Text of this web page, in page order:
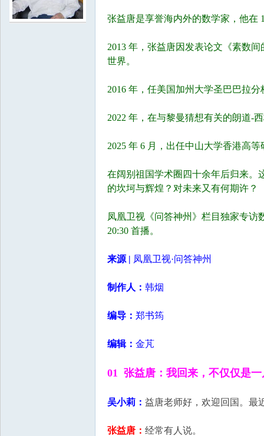
张益唐是享誉海内外的数学家，他在
2013 年，张益唐因发表论文《素数
世界。
2016 年，任美国加州大学圣巴巴拉
2022 年，在与黎曼猜想有关的朗道-
2025 年 6 月，出任中山大学香港高
在阔别祖国学术圈四十余年后归来。
的坎坷与辉煌？对未来又有何期许？
凤凰卫视《问答神州》栏目独家专访
20:30 首播。
来源 | 凤凰卫视·问答神州
制作人： 韩烟
编导： 郑书筠
编辑： 金芃
01 张益唐：我回来，不仅仅是一
吴小莉： 益唐老师好，欢迎回国。最
张益唐： 经常有人说。